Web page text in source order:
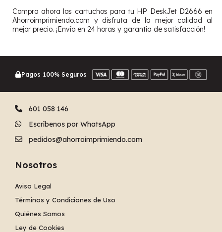
Compra ahora los cartuchos para tu HP DeskJet D2666 en
Ahorroimprimiendo.com y disfruta de la mejor calidad al
mejor precio. ¡Envío en 24 horas y garantía de satisfacción!
Pagos 100% Seguros
601 058 146
Escríbenos por WhatsApp
pedidos@ahorroimprimiendo.com
Nosotros
Aviso Legal
Términos y Condiciones de Uso
Quiénes Somos
Ley de Cookies